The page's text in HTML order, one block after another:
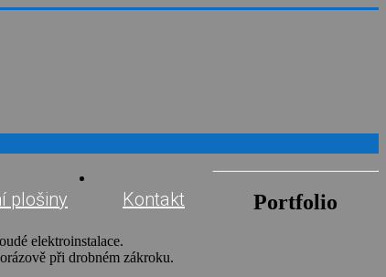
plošiny Kontakt Portfolio
elektroinstalace.
při drobném zákroku.